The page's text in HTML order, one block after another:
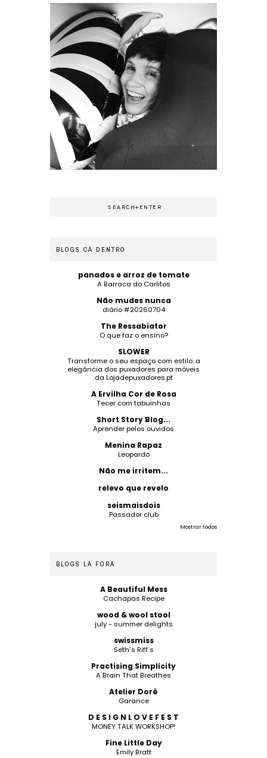
BLOGS CÁ DENTRO
panados e arroz de tomate
A Barraca do Carlitos
Não mudes nunca
diário #20260704
The Ressabiator
O que faz o ensino?
SLOWER
Transforme o seu espaço com estilo: a
elegância dos puxadores para móveis
da Lojadepuxadores.pt
A Ervilha Cor de Rosa
Tecer com tabuinhas
Short Story Blog...
Aprender pelos ouvidos
Menina Rapaz
Leopardo
Não me irritem...
relevo que revelo
seismaisdois
Passador club
Mostrar todos
BLOGS LÁ FORA
A Beautiful Mess
Cachapas Recipe
wood & wool stool
july - summer delights
swissmiss
Seth’s Riff’s
Practising Simplicity
A Brain That Breathes
Atelier Doré
Garance
D E S I G N L O V E F E S T
MONEY TALK WORKSHOP!
Fine Little Day
Emily Bratt